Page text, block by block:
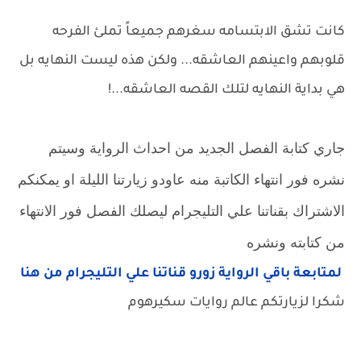
كانت تشق الابتسامه سغرهم جميعاً تملئ الفرحه
قلوبهم واعينهم العاشقه... ولكن هذه ليست النهايه بل
هي بداية النهايه لتلك القصه العاشقه...!
جاري كتابة الفصل الجديد من احداث الرواية وسيتم
نشره فور انتهاء الكاتبة منه عاودو زيارتنا الليلة او يمكنكم
الاشتراك بقناتنا علي التليجرام ليصلك الفصل فور الانتهاء
من كتابته ونشره
لمتابعة باقي الرواية زورو قناتنا علي التليجرام من هنا
شكرا لزيارتكم عالم روايات سكيرهوم